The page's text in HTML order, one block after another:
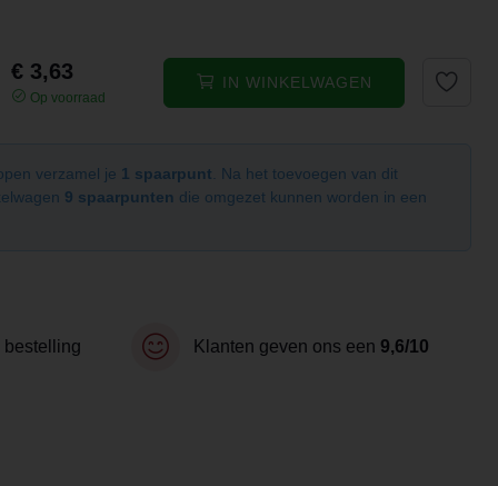
€ 3,63
Op voorraad
IN WINKELWAGEN
verzamel je 1 spaarpunt . Na het toevoegen van dit
9 spaarpunten die omgezet kunnen worden in een
bestelling Klanten geven ons een 9,6/10